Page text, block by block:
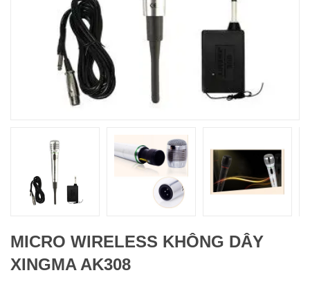
MICRO WIRELESS KHÔNG DÂY
XINGMA AK308